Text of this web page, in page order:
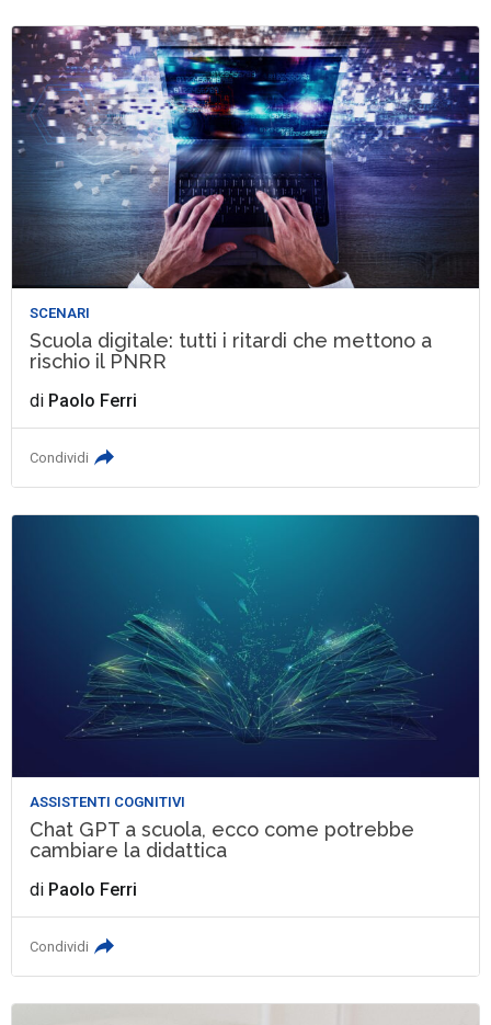
SCENARI
Scuola digitale: tutti i ritardi che mettono a
rischio il PNRR
di Paolo Ferri
Condividi
ASSISTENTI COGNITIVI
Chat GPT a scuola, ecco come potrebbe
cambiare la didattica
di Paolo Ferri
Condividi